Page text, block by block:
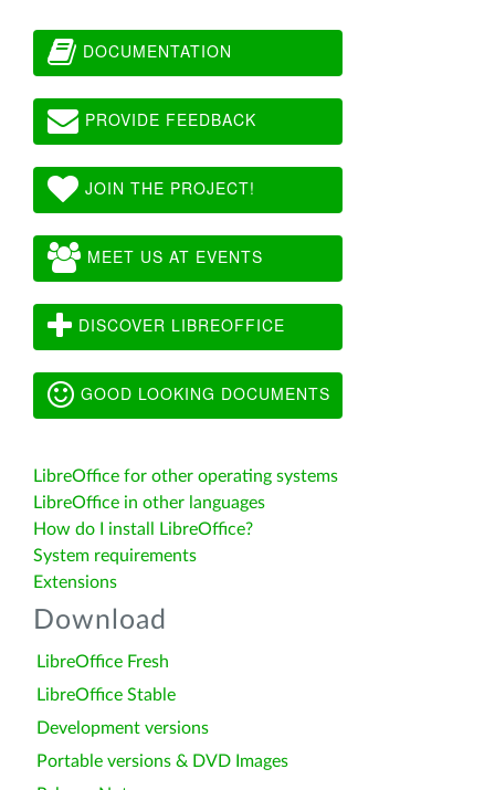
DOCUMENTATION
PROVIDE FEEDBACK
JOIN THE PROJECT!
MEET US AT EVENTS
DISCOVER LIBREOFFICE
GOOD LOOKING DOCUMENTS
LibreOffice for other operating systems
LibreOffice in other languages
How do I install LibreOffice?
System requirements
Extensions
Download
LibreOffice Fresh
LibreOffice Stable
Development versions
Portable versions & DVD Images